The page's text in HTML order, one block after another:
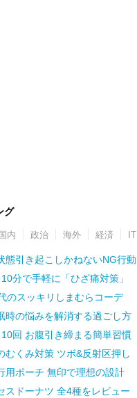
グ
内 政治 海外 経済 IT
態引き起こしかねないNG行動
分で手軽に「ひざ痛対策」
のスッキリしまむらコーデ
時の悩みを解消する過ごし方
10回 お腹引き締まる簡単習慣
むくみ対策 ツボ&反射区押し
用ポーチ 無印で理想の設計
スドーナツ 全4種をレビュー